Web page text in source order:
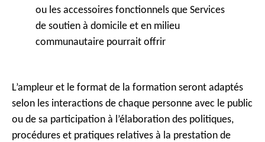
ou les accessoires fonctionnels que Services
de soutien à domicile et en milieu
communautaire pourrait offrir
L’ampleur et le format de la formation seront adaptés
selon les interactions de chaque personne avec le public
ou de sa participation à l’élaboration des politiques,
procédures et pratiques relatives à la prestation de